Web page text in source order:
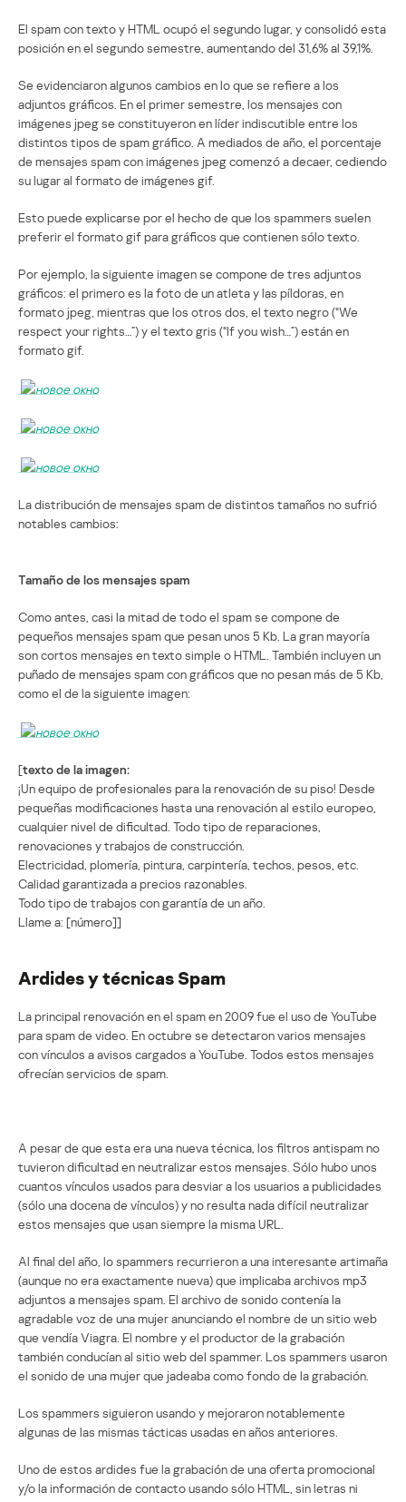
El spam con texto y HTML ocupó el segundo lugar, y consolidó esta
posición en el segundo semestre, aumentando del 31,6% al 39,1%.
Se evidenciaron algunos cambios en lo que se refiere a los
adjuntos gráficos. En el primer semestre, los mensajes con
imágenes jpeg se constituyeron en líder indiscutible entre los
distintos tipos de spam gráfico. A mediados de año, el porcentaje
de mensajes spam con imágenes jpeg comenzó a decaer, cediendo
su lugar al formato de imágenes gif.
Esto puede explicarse por el hecho de que los spammers suelen
preferir el formato gif para gráficos que contienen sólo texto.
Por ejemplo, la siguiente imagen se compone de tres adjuntos
gráficos: el primero es la foto de un atleta y las píldoras, en
formato jpeg, mientras que los otros dos, el texto negro (“We
respect your rights…”) y el texto gris (“If you wish…”) están en
formato gif.
La distribución de mensajes spam de distintos tamaños no sufrió
notables cambios:
Tamaño de los mensajes spam
Como antes, casi la mitad de todo el spam se compone de
pequeños mensajes spam que pesan unos 5 Kb. La gran mayoría
son cortos mensajes en texto simple o HTML. También incluyen un
puñado de mensajes spam con gráficos que no pesan más de 5 Kb,
como el de la siguiente imagen:
[texto de la imagen:
¡Un equipo de profesionales para la renovación de su piso! Desde
pequeñas modificaciones hasta una renovación al estilo europeo,
cualquier nivel de dificultad. Todo tipo de reparaciones,
renovaciones y trabajos de construcción.
Electricidad, plomería, pintura, carpintería, techos, pesos, etc.
Calidad garantizada a precios razonables.
Todo tipo de trabajos con garantía de un año.
Llame a: [número]]
Ardides y técnicas Spam
La principal renovación en el spam en 2009 fue el uso de YouTube
para spam de video. En octubre se detectaron varios mensajes
con vínculos a avisos cargados a YouTube. Todos estos mensajes
ofrecían servicios de spam.
A pesar de que esta era una nueva técnica, los filtros antispam no
tuvieron dificultad en neutralizar estos mensajes. Sólo hubo unos
cuantos vínculos usados para desviar a los usuarios a publicidades
(sólo una docena de vínculos) y no resulta nada difícil neutralizar
estos mensajes que usan siempre la misma URL.
Al final del año, lo spammers recurrieron a una interesante artimaña
(aunque no era exactamente nueva) que implicaba archivos mp3
adjuntos a mensajes spam. El archivo de sonido contenía la
agradable voz de una mujer anunciando el nombre de un sitio web
que vendía Viagra. El nombre y el productor de la grabación
también conducían al sitio web del spammer. Los spammers usaron
el sonido de una mujer que jadeaba como fondo de la grabación.
Los spammers siguieron usando y mejoraron notablemente
algunas de las mismas tácticas usadas en años anteriores.
Uno de estos ardides fue la grabación de una oferta promocional
y/o la información de contacto usando sólo HTML, sin letras ni